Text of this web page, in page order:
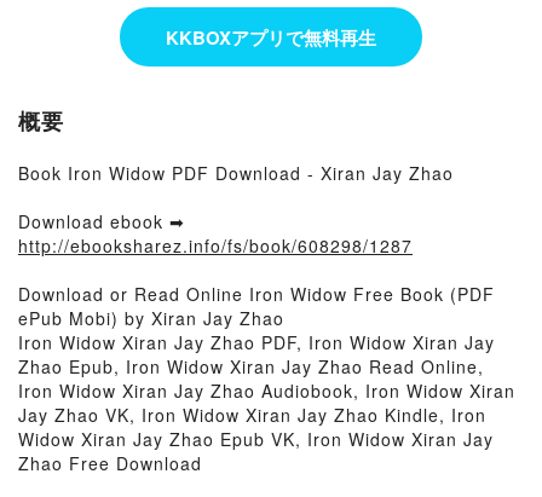
KKBOXアプリで無料再生
概要
Book Iron Widow PDF Download - Xiran Jay Zhao
Download ebook ➡
http://ebooksharez.info/fs/book/608298/1287
Download or Read Online Iron Widow Free Book (PDF
ePub Mobi) by Xiran Jay Zhao
Iron Widow Xiran Jay Zhao PDF, Iron Widow Xiran Jay
Zhao Epub, Iron Widow Xiran Jay Zhao Read Online,
Iron Widow Xiran Jay Zhao Audiobook, Iron Widow Xiran
Jay Zhao VK, Iron Widow Xiran Jay Zhao Kindle, Iron
Widow Xiran Jay Zhao Epub VK, Iron Widow Xiran Jay
Zhao Free Download